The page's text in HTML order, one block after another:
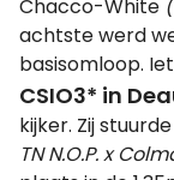
Chacco-White
achtste werd
basisomloop.
CSIO3* in
kijker. Zij
TN N.O.P. x